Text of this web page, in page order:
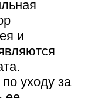
и
уходу за